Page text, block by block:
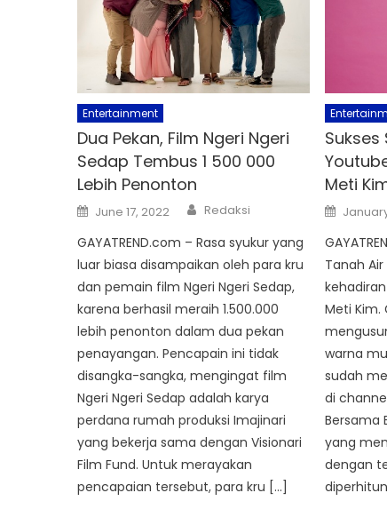
Entertainment
Dua Pekan, Film Ngeri Ngeri
Sedap Tembus 1 500 000
Lebih Penonton
Posted
on
June 17, 2022 Author
Redaksi
GAYATREND.com – Rasa syukur yang
luar biasa disampaikan oleh para kru
dan pemain film Ngeri Ngeri Sedap,
karena berhasil meraih 1.500.000
lebih penonton dalam dua pekan
penayangan. Pencapain ini tidak
disangka-sangka, mengingat film
Ngeri Ngeri Sedap adalah karya
perdana rumah produksi Imajinari
yang bekerja sama dengan Visionari
Film Fund. Untuk merayakan
pencapaian tersebut, para kru […]
Meti
Posted
on
Tanah
Meti Kim.
warna
sudah
di
Bersama
yang
dengan